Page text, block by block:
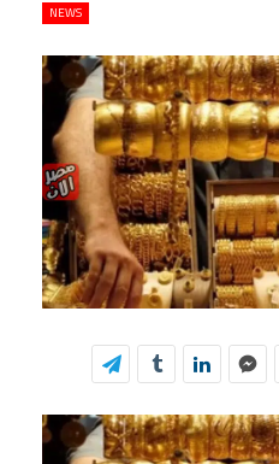
NEWS